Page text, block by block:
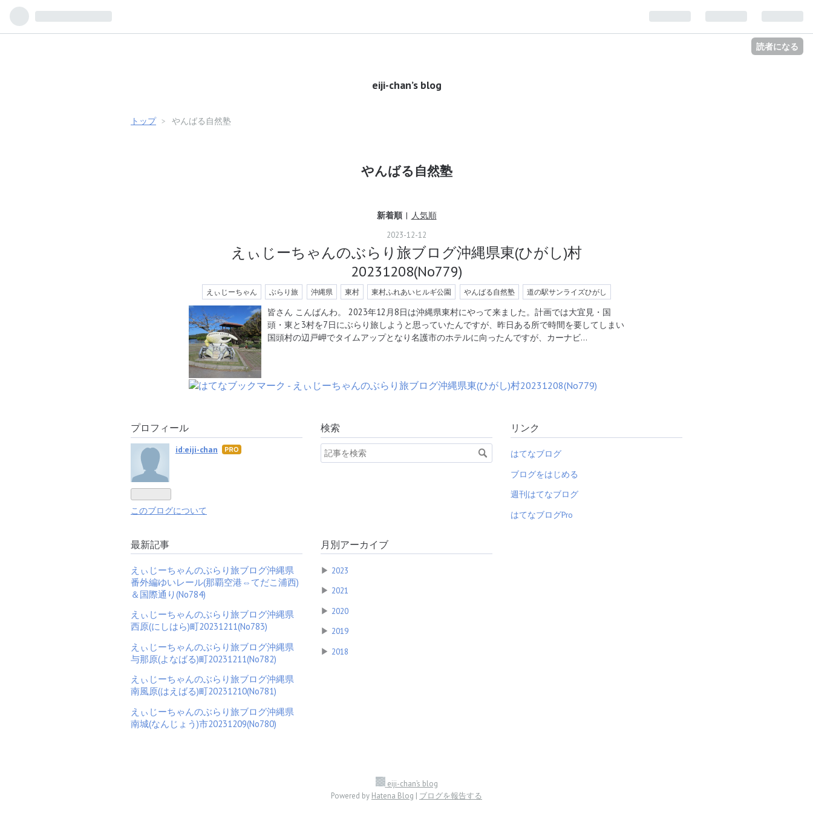
読者になる
eiji-chan’s blog
トップ > やんばる自然塾
やんばる自然塾
新着順 人気順
2023-12-12
えぃじーちゃんのぶらり旅ブログ沖縄県東(ひがし)村
20231208(No779)
えぃじーちゃん ぶらり旅 沖縄県 東村 東村ふれあいヒルギ公園 やんばる自然塾 道の駅サンライズひがし
皆さん こんばんわ。 2023年12月8日は沖縄県東村にやって来ました。計画では大宜見・国
頭・東と3村を7日にぶらり旅しようと思っていたんですが、昨日ある所で時間を要してしまい
国頭村の辺戸岬でタイムアップとなり名護市のホテルに向ったんですが、カーナビ…
プロフィール
id:eiji-chan はて
このブログについて
検索 リンク
はてなブログ
ブログをはじめる
週刊はてなブログ
はてなブログPro
最新記事
えぃじーちゃんのぶらり旅ブログ沖縄県
番外編ゆいレール(那覇空港⇔てだこ浦西)
＆国際通り(No784)
えぃじーちゃんのぶらり旅ブログ沖縄県
西原(にしはら)町20231211(No783)
えぃじーちゃんのぶらり旅ブログ沖縄県
与那原(よなばる)町20231211(No782)
えぃじーちゃんのぶらり旅ブログ沖縄県
南風原(はえばる)町20231210(No781)
えぃじーちゃんのぶらり旅ブログ沖縄県
南城(なんじょう)市20231209(No780)
月別アーカイブ
▶ 2023
▶ 2021
▶ 2020
▶ 2019
▶ 2018
eiji-chan’s blog
Powered by Hatena Blog | ブログを報告する